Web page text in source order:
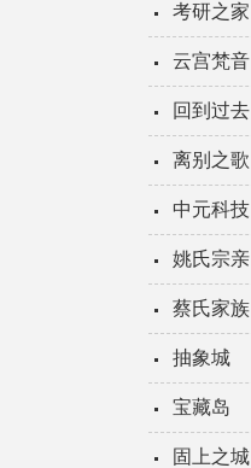
考研之家
云宫梵音
回到过去
离别之歌
中元科技
姚氏宗亲
蔡氏家族
抽象城
宝藏岛
固上之城